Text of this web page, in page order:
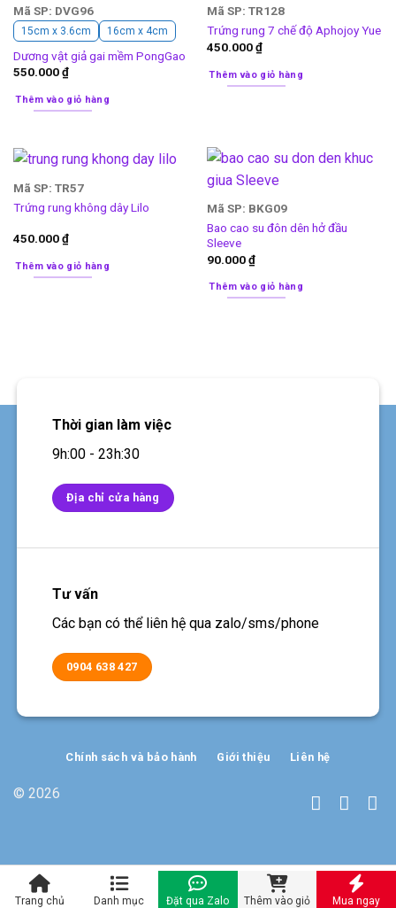
Mã SP: DVG96
15cm x 3.6cm 16cm x 4cm
Dương vật giả gai mềm PongGao
550.000₫
Thêm vào giỏ hàng
Mã SP: TR128
Trứng rung 7 chế độ Aphojoy Yue
450.000₫
Thêm vào giỏ hàng
Mã SP: TR57
Trứng rung không dây Lilo
450.000₫
Thêm vào giỏ hàng
Mã SP: BKG09
Bao cao su đôn dên hở đầu
Sleeve
90.000₫
Thêm vào giỏ hàng
Thời gian làm việc
9h:00 - 23h:30
Địa chỉ cửa hàng
Tư vấn
Các bạn có thể liên hệ qua zalo/sms/phone
0904 638 427
© 2026
Chính sách và bảo hành Giới thiệu Liên hệ
sieuthi18.com 2026
Trang chủ Danh mục Đặt qua Zalo Thêm vào giỏ Mua ngay